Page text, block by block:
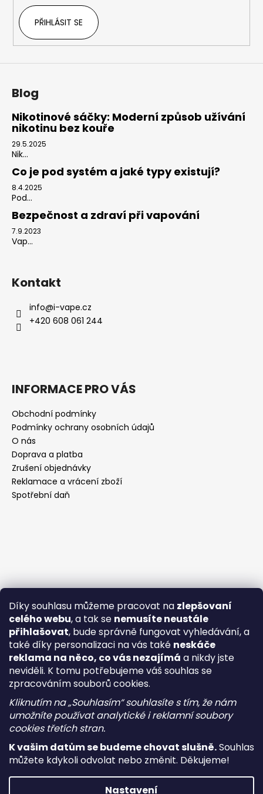
Díky souhlasu můžeme pracovat na zlepšovaní
celého webu, a tak se nemusíte neustále
přihlašovat, bude správně fungovat vyhledávání, a
také díky personalizaci na vás také neskáče
reklama na něco, co vás nezajímá a nikdy jste
neviděli. K tomu potřebujeme váš souhlas se
zpracováním souborů cookies.
Kliknutím na „Souhlasím“ souhlasíte s tím, že nám
umožníte používat analytické i reklamní soubory
cookies třetích stran.
K vašim datům se budeme chovat slušně.Souhlas
můžete kdykoli odvolat nebo změnit. Děkujeme!
Nastavení
PŘIHLÁSIT SE
Blog
Nikotinové sáčky: Moderní způsob užívání
nikotinu bez kouře
29.5.2025
Nik...
Co je pod systém a jaké typy existují?
8.4.2025
Pod...
Bezpečnost a zdraví při vapování
7.9.2023
Vap...
Kontakt
info@i-vape.cz
+420 608 061 244
INFORMACE PRO VÁS
Obchodní podmínky
Podmínky ochrany osobních údajů
O nás
Doprava a platba
Zrušení objednávky
Reklamace a vrácení zboží
Spotřební daň
Vytvořil Shoptet